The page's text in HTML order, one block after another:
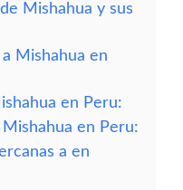
Mishahua y sus
Mishahua en
en Peru:
en Peru:
a en